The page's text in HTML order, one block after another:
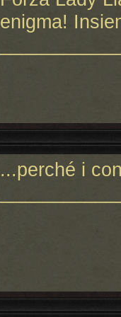
enigma!
...perché i